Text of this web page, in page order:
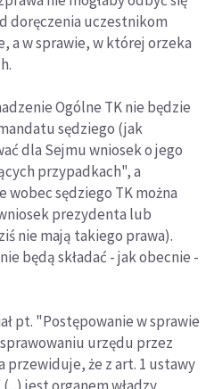
doręczenia uczestnikom
a w sprawie, w której orzeka
Ogólne TK nie będzie
sędziego (jak
dla Sejmu wniosek o jego
przypadkach", a
sędziego TK można
prezydenta lub
nie mają takiego prawa).
będą składać - jak obecnie -
pt. "Postępowanie w sprawie
urzędu przez
przewiduje, że z art. 1 ustawy